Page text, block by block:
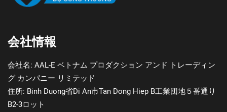
会社情報
会社名: AAL-E ベトナム プロダクション アンド トレーディン
グ カンパニー リミテッド
住所: Binh Duong省Di An市Tan Dong Hiep B工業団地５番通り
B2-3ロット